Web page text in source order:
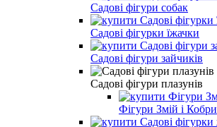
Садові фігури собак
Садові фігурки їжачки
Садові фігури зайчиків
Садові фігури плазунів
Фігури Змій і Кобри